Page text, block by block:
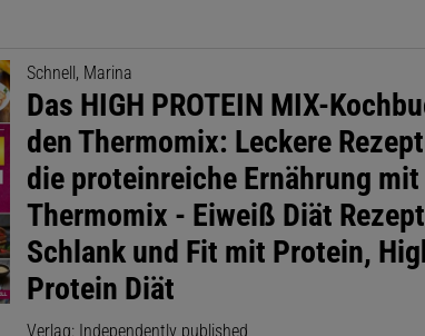
Schnell, Marina
Das HIGH PROTEIN MIX-
den Thermomix: Leckere
die proteinreiche Ernährung mit
Thermomix - Eiweiß Diät
Schlank und Fit mit Protein,
Protein Diät
Verlag: Independently published